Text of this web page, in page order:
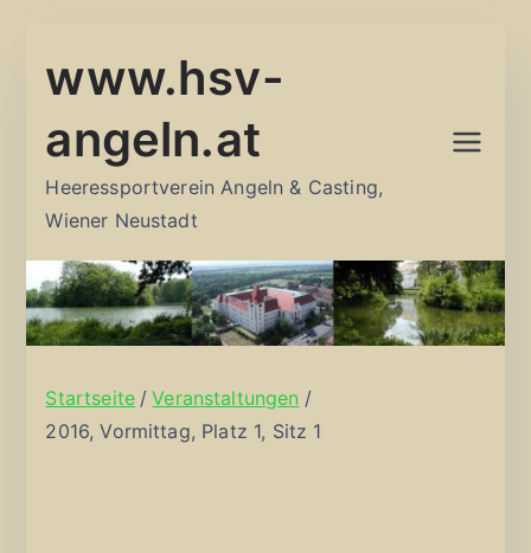
Inhalt
www.hsv-
angeln.at
Heeressportverein Angeln & Casting,
Wiener Neustadt
Startseite
Veranstaltungen
2016, Vormittag, Platz 1, Sitz 1